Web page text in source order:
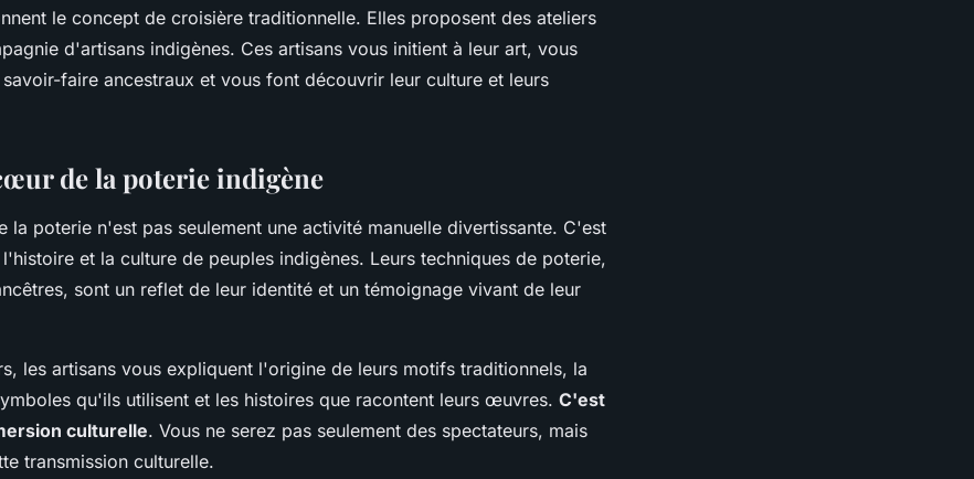
le concept de croisière traditionnelle. Elles proposent des ateliers
d'artisans indigènes. Ces artisans vous initient à leur art, vous
faire ancestraux et vous font découvrir leur culture et leurs
de la poterie indigène
la poterie n'est pas seulement une activité manuelle divertissante. C'est
et la culture de peuples indigènes. Leurs techniques de poterie,
sont un reflet de leur identité et un témoignage vivant de leur
les artisans vous expliquent l'origine de leurs motifs traditionnels, la
qu'ils utilisent et les histoires que racontent leurs œuvres. C'est
culturelle. Vous ne serez pas seulement des spectateurs, mais
transmission culturelle.